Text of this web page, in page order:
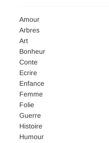
Amour
Arbres
Art
Bonheur
Conte
Ecrire
Enfance
Femme
Folie
Guerre
Histoire
Humour